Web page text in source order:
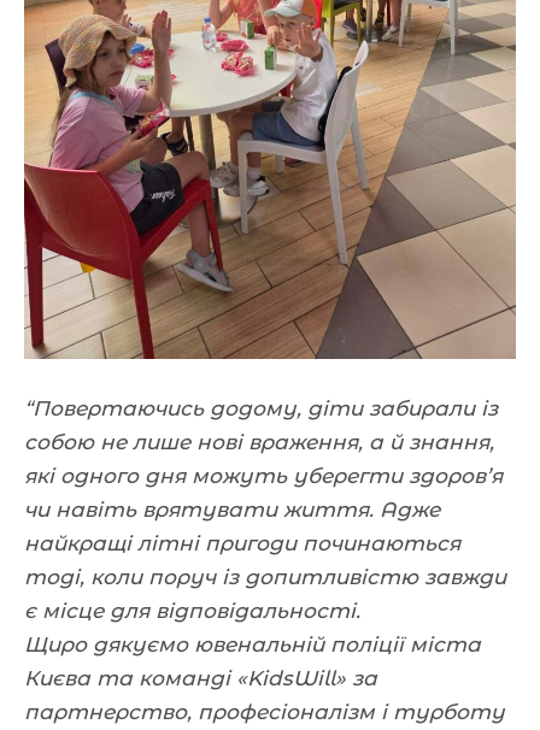
“Повертаючись додому, діти забирали із
собою не лише нові враження, а й знання,
які одного дня можуть уберегти здоров’я
чи навіть врятувати життя. Адже
найкращі літні пригоди починаються
тоді, коли поруч із допитливістю завжди
є місце для відповідальності.
Щиро дякуємо ювенальній поліції міста
Києва та команді «KidsWill» за
партнерство, професіоналізм і турботу